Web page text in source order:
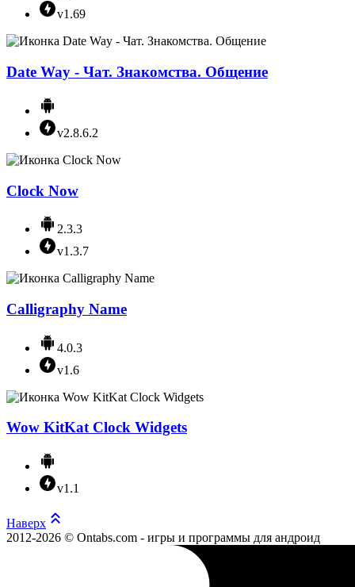
v1.69
Date Way - Чат. Знакомства. Общение
v2.8.6.2
Clock Now
2.3.3
v1.3.7
Calligraphy Name
4.0.3
v1.6
Wow KitKat Clock Widgets
v1.1
Наверх
2012-2026 © Ontabs.com - игры и программы для андроид